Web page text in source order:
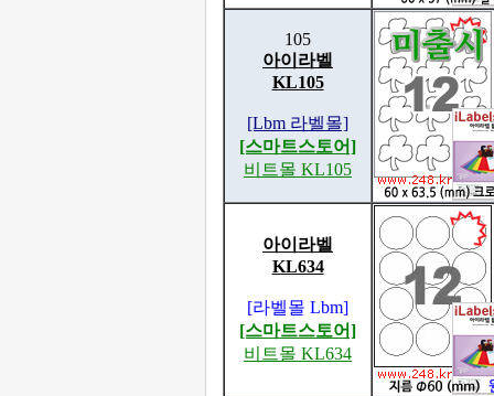
105
아이라벨
KL105
[Lbm 라벨몰]
[스마트스토어]
비트몰 KL105
아이라벨
KL634
[라벨몰 Lbm]
[스마트스토어]
비트몰 KL634